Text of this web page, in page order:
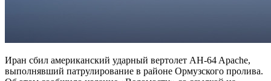
Иран сбил американский ударный вертолет AH-64 Apache,
выполнявший патрулирование в районе Ормузского пролива.